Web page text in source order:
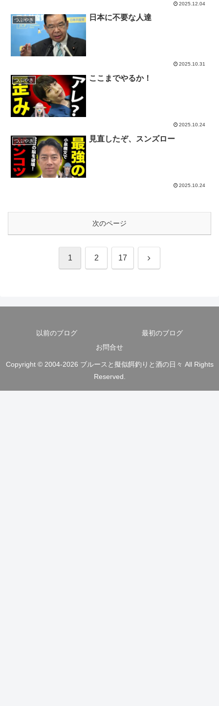
2025.12.04
つぶやき 日本に不要な人達
2025.10.31
つぶやき ここまでやるか！
2025.10.24
つぶやき 見直したぞ、スンズロー
2025.10.24
次のページ
1 2 17 次
以前のブログ
最初のブログ
お問合せ
Copyright © 2004-2026 ブルースと擬似餌釣りと酒の日々 All Rights
Reserved.